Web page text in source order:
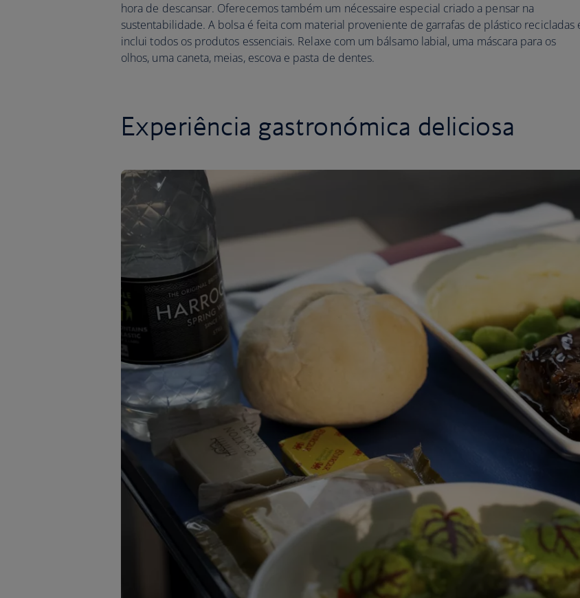
hora de descansar. Oferecemos também um nécessaire especial criado a pensar na
sustentabilidade. A bolsa é feita com material proveniente de garrafas de plástico recicladas
inclui todos os produtos essenciais. Relaxe com um bálsamo labial, uma máscara para os
olhos, uma caneta, meias, escova e pasta de dentes.
Experiência gastronómica deliciosa